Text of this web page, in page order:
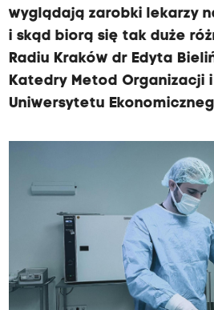
wyglądają zarobki lekarzy
i skąd biorą się tak duże
Radiu Kraków dr Edyta
Katedry Metod Organizacji
Uniwersytetu